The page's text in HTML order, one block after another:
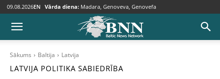
09.08.2026EN Vārda diena: Madara, Genoveva, Genovefa
Sākums Baltija Latvija
LATVIJA POLITIKA SABIEDRĪBA